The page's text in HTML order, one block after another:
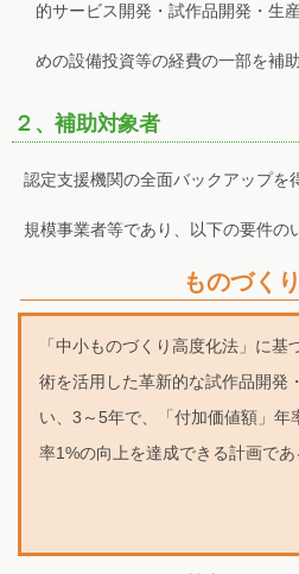
的サービス開発・試作品開発・生
めの設備投資等の経費の一部を補助
２、補助対象者
認定支援機関の全面バックアップを
規模事業者等であり、以下の要件の
ものづく
「中小ものづくり高度化法」に
術を活用した革新的な試作品開発
い、3～5年で、「付加価値額」年
率1%の向上を達成できる計画であ